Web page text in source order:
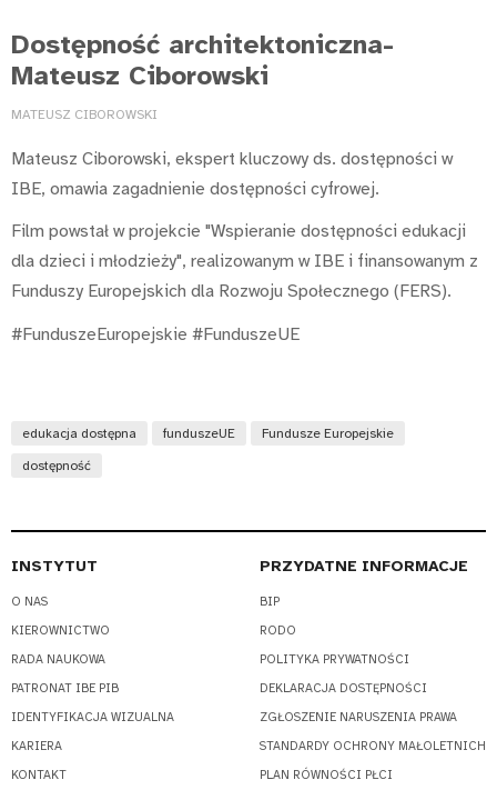
Dostępność architektoniczna-
Mateusz Ciborowski
MATEUSZ CIBOROWSKI
Mateusz Ciborowski, ekspert kluczowy ds. dostępności w
IBE, omawia zagadnienie dostępności cyfrowej.
Film powstał w projekcie "Wspieranie dostępności edukacji
dla dzieci i młodzieży", realizowanym w IBE i finansowanym z
Funduszy Europejskich dla Rozwoju Społecznego (FERS).
#FunduszeEuropejskie #FunduszeUE
edukacja dostępna funduszeUE Fundusze Europejskie
dostępność
INSTYTUT
O NAS
KIEROWNICTWO
RADA NAUKOWA
PATRONAT IBE PIB
IDENTYFIKACJA WIZUALNA
KARIERA
KONTAKT
PRZYDATNE INFORMACJE
BIP
RODO
POLITYKA PRYWATNOŚCI
DEKLARACJA DOSTĘPNOŚCI
ZGŁOSZENIE NARUSZENIA PRAWA
STANDARDY OCHRONY MAŁOLETNICH
PLAN RÓWNOŚCI PŁCI